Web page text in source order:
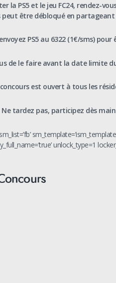
la PS5 et le jeu FC24, rendez-
peut être débloqué en partageant
PS5 au 6322 (1€/sms)
de le faire avant la date limite
concours est ouvert à tous les
Ne tardez pas, participez dès
unlock_type=1